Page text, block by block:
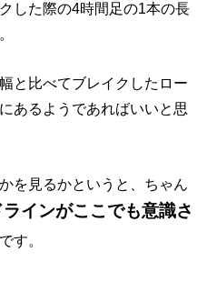
した際の4時間足の1本の長
と比べてブレイクしたロー
あるようであればいいと思
を見るかというと、ちゃん
インがここでも意識さ
す。